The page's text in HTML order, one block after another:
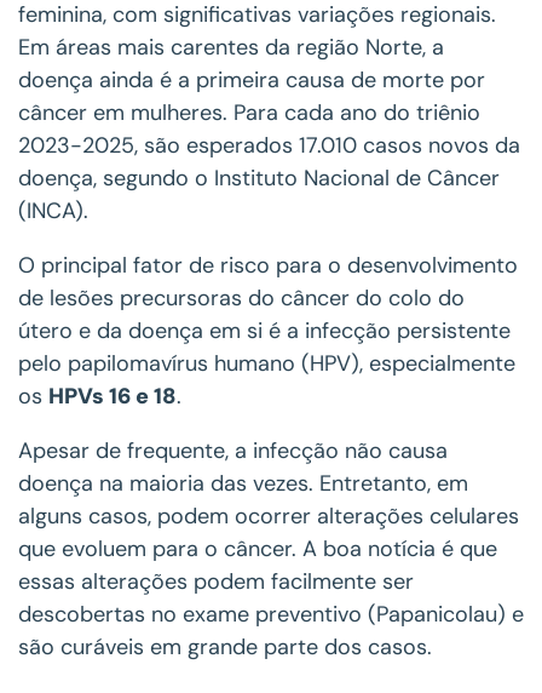
feminina, com significativas variações regionais.
Em áreas mais carentes da região Norte, a
doença ainda é a primeira causa de morte por
câncer em mulheres. Para cada ano do triênio
2023-2025, são esperados 17.010 casos novos da
doença, segundo o Instituto Nacional de Câncer
(INCA).
O principal fator de risco para o desenvolvimento
de lesões precursoras do câncer do colo do
útero e da doença em si é a infecção persistente
pelo papilomavírus humano (HPV), especialmente
os HPVs 16 e 18.
Apesar de frequente, a infecção não causa
doença na maioria das vezes. Entretanto, em
alguns casos, podem ocorrer alterações celulares
que evoluem para o câncer. A boa notícia é que
essas alterações podem facilmente ser
descobertas no exame preventivo (Papanicolau) e
são curáveis em grande parte dos casos.